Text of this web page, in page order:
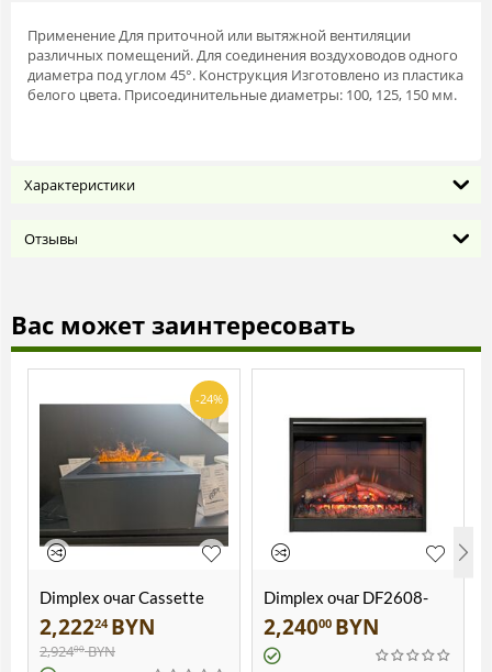
Применение Для приточной или вытяжной вентиляции
различных помещений. Для соединения воздуховодов одного
диаметра под углом 45°. Конструкция Изготовлено из пластика
белого цвета. Присоединительные диаметры: 100, 125, 150 мм.
Характеристики
Отзывы
Вас может заинтересовать
-24%
Dimplex очаг Cassette
250 + портал
2,22224 BYN
2,92400 BYN
Dimplex очаг DF2608-
INT Symphony 26
2,24000 BYN